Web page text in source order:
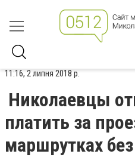
11:16, 2 липня 2018 р.
Николаевцы
платить за
маршрутках